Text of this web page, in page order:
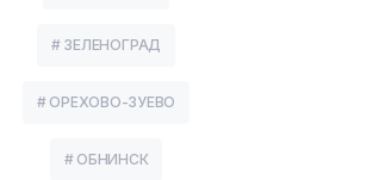
# ЗЕЛЕНОГРАД
# ОРЕХОВО-ЗУЕВО
# ОБНИНСК